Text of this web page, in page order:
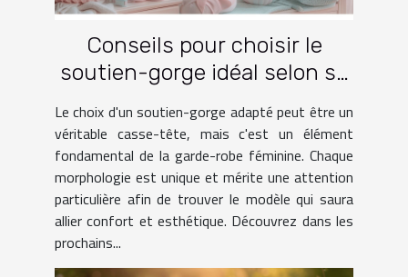
Conseils pour choisir le
soutien-gorge idéal selon sa
Le choix d'un soutien-gorge adapté peut être un
véritable casse-tête, mais c'est un élément
fondamental de la garde-robe féminine. Chaque
morphologie est unique et mérite une attention
particulière afin de trouver le modèle qui saura
allier confort et esthétique. Découvrez dans les
prochains...